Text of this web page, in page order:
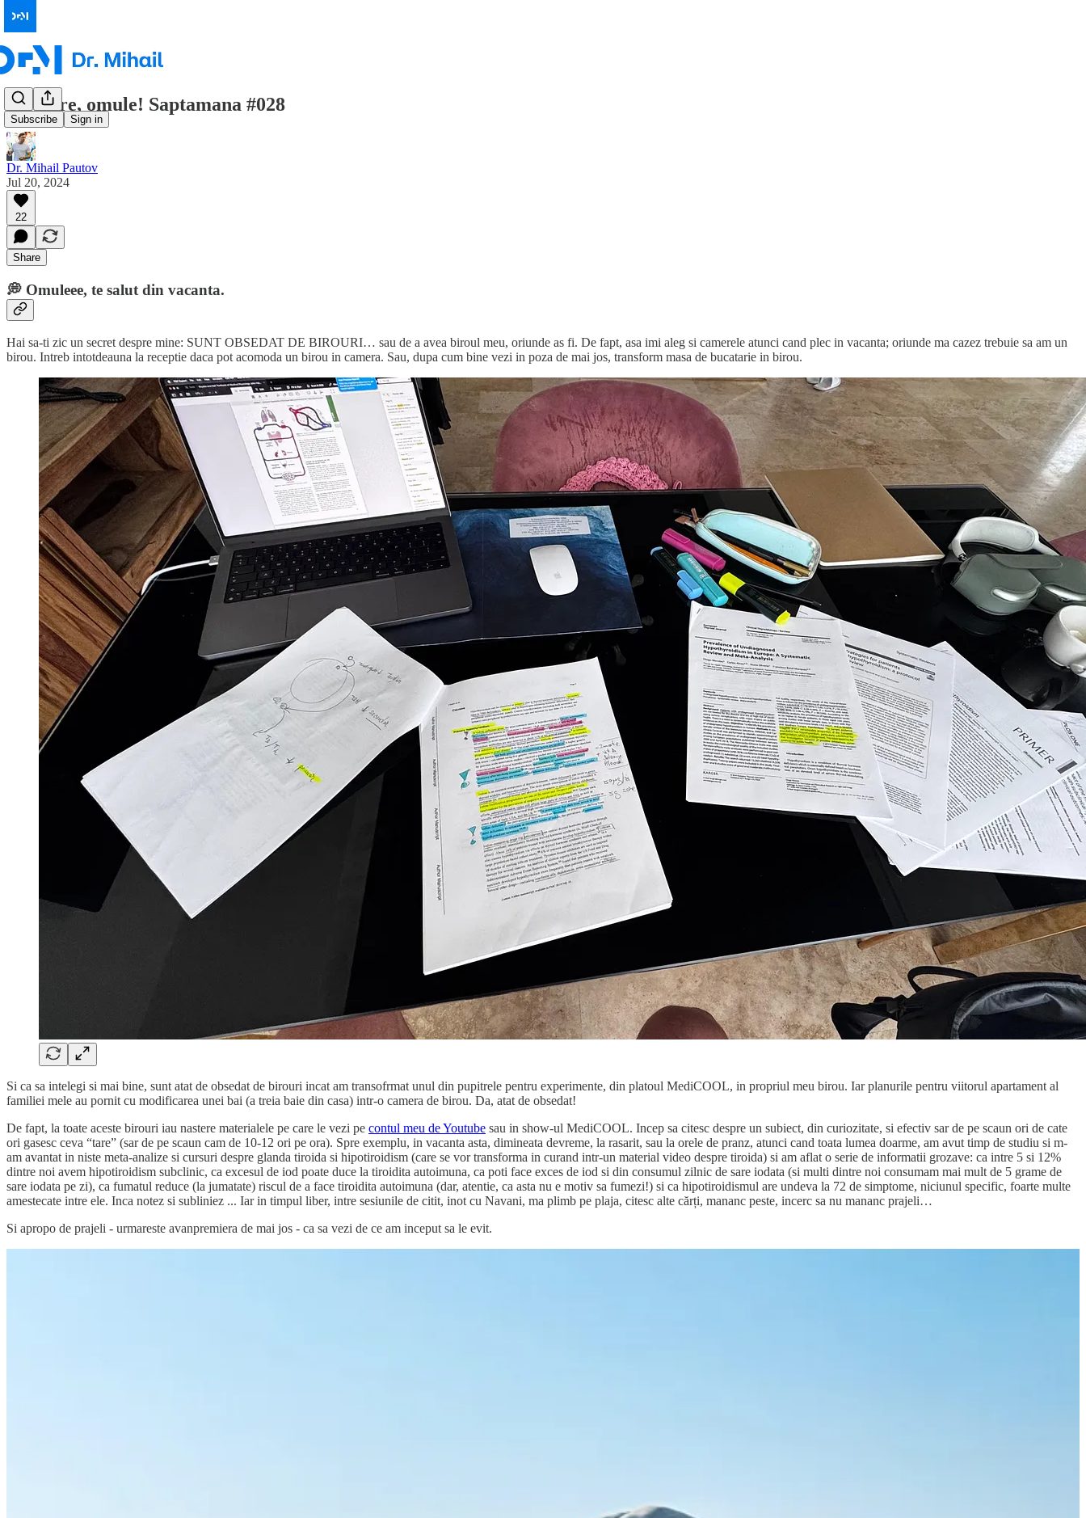
Subscribe Sign in
Salutare, omule! Saptamana #028
Dr. Mihail Pautov
Jul 20, 2024
22
Share
💭 Omuleee, te salut din vacanta.
Hai sa-ti zic un secret despre mine: SUNT OBSEDAT DE BIROURI… sau de a avea biroul meu, oriunde as fi. De fapt, asa imi aleg si camerele atunci cand plec in vacanta; oriunde ma cazez trebuie sa am un
birou. Intreb intotdeauna la receptie daca pot acomoda un birou in camera. Sau, dupa cum bine vezi in poza de mai jos, transform masa de bucatarie in birou.
Si ca sa intelegi si mai bine, sunt atat de obsedat de birouri incat am transofrmat unul din pupitrele pentru experimente, din platoul MediCOOL, in propriul meu birou. Iar planurile pentru viitorul apartament al
familiei mele au pornit cu modificarea unei bai (a treia baie din casa) intr-o camera de birou. Da, atat de obsedat!
De fapt, la toate aceste birouri iau nastere materialele pe care le vezi pe contul meu de Youtube sau in show-ul MediCOOL. Incep sa citesc despre un subiect, din curiozitate, si efectiv sar de pe scaun ori de cate
ori gasesc ceva “tare” (sar de pe scaun cam de 10-12 ori pe ora). Spre exemplu, in vacanta asta, dimineata devreme, la rasarit, sau la orele de pranz, atunci cand toata lumea doarme, am avut timp de studiu si m-
am avantat in niste meta-analize si cursuri despre glanda tiroida si hipotiroidism (care se vor transforma in curand intr-un material video despre tiroida) si am aflat o serie de informatii grozave: ca intre 5 si 12%
dintre noi avem hipotiroidism subclinic, ca excesul de iod poate duce la tiroidita autoimuna, ca poti face exces de iod si din consumul zilnic de sare iodata (si multi dintre noi consumam mai mult de 5 grame de
sare iodata pe zi), ca fumatul reduce (la jumatate) riscul de a face tiroidita autoimuna (dar, atentie, ca asta nu e motiv sa fumezi!) si ca hipotiroidismul are undeva la 72 de simptome, niciunul specific, foarte multe
amestecate intre ele. Inca notez si subliniez ... Iar in timpul liber, intre sesiunile de citit, inot cu Navani, ma plimb pe plaja, citesc alte cărți, mananc peste, incerc sa nu mananc prajeli…
Si apropo de prajeli - urmareste avanpremiera de mai jos - ca sa vezi de ce am inceput sa le evit.